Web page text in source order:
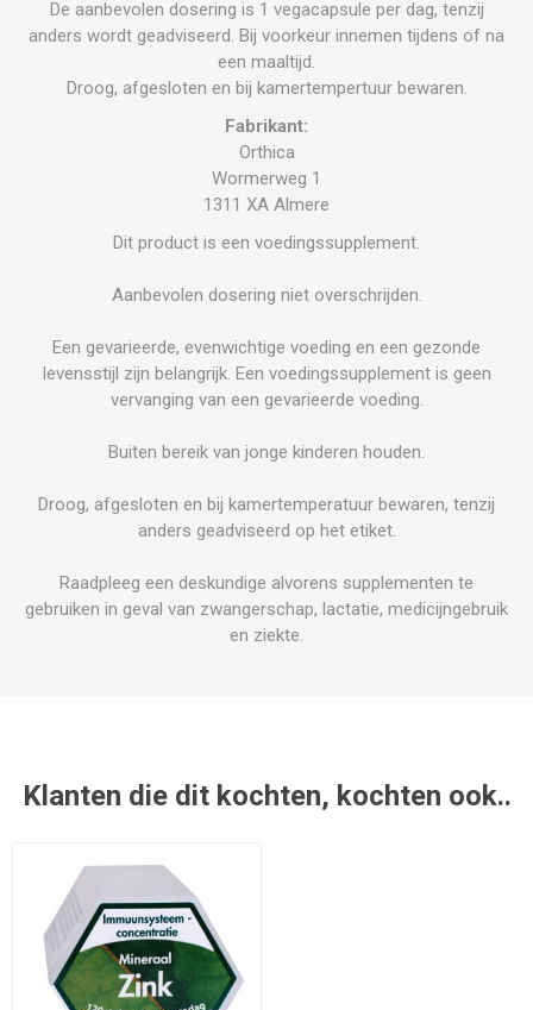
De aanbevolen dosering is 1 vegacapsule per dag, tenzij
anders wordt geadviseerd. Bij voorkeur innemen tijdens of na
een maaltijd.
Droog, afgesloten en bij kamertempertuur bewaren.
Fabrikant:
Orthica
Wormerweg 1
1311 XA Almere
Dit product is een voedingssupplement.
Aanbevolen dosering niet overschrijden.
Een gevarieerde, evenwichtige voeding en een gezonde
levensstijl zijn belangrijk. Een voedingssupplement is geen
vervanging van een gevarieerde voeding.
Buiten bereik van jonge kinderen houden.
Droog, afgesloten en bij kamertemperatuur bewaren, tenzij
anders geadviseerd op het etiket.
Raadpleeg een deskundige alvorens supplementen te
gebruiken in geval van zwangerschap, lactatie, medicijngebruik
en ziekte.
Klanten die dit kochten, kochten ook..